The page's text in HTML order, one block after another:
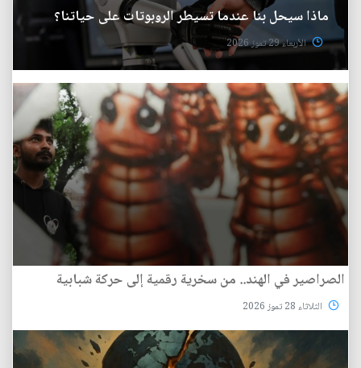
ماذا سيحل بنا عندما تسيطر الروبوتات على حياتنا؟
الأربعاء 29 تموز 2026
الصراصير في الهند.. من سخرية رقمية إلى حركة شبابية
الثلاثاء 28 تموز 2026